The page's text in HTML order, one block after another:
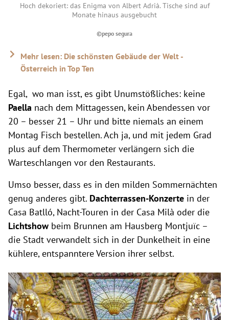
Hoch dekoriert: das Enigma von Albert Adrià. Tische sind auf
Monate hinaus ausgebucht
©pepo segura
Mehr lesen: Die schönsten Gebäude der Welt -
Österreich in Top Ten
Egal, wo man isst, es gibt Unumstößliches: keine
Paella nach dem Mittagessen, kein Abendessen vor
20 – besser 21 – Uhr und bitte niemals an einem
Montag Fisch bestellen. Ach ja, und mit jedem Grad
plus auf dem Thermometer verlängern sich die
Warteschlangen vor den Restaurants.
Umso besser, dass es in den milden Sommernächten
genug anderes gibt. Dachterrassen-Konzerte in der
Casa Batlló, Nacht-Touren in der Casa Milà oder die
Lichtshow beim Brunnen am Hausberg Montjuïc –
die Stadt verwandelt sich in der Dunkelheit in eine
kühlere, entspanntere Version ihrer selbst.